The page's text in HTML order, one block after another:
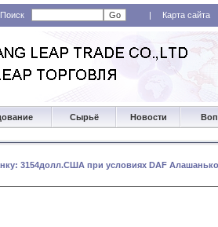
Поиск | Карта сайта
Сырьё Новости
3154долл.США при условиях DAF